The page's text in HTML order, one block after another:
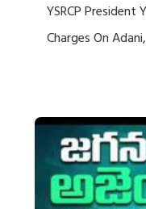
YSRCP President
Charges On